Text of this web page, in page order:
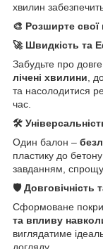
хвилин
🎨 Розширте свої
🚀 Швидкість та
Забудьте про
лічені хвилини ,
та насолодитися
час.
🛠️
Один балон –
пластику до
завданням,
🛡️ Довговічність
Сформоване
та впливу
виглядатиме
догляду.